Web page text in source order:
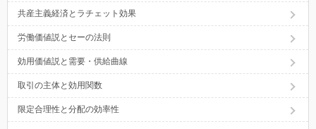
共産主義経済とラチェット効果
労働価値説とセーの法則
効用価値説と需要・供給曲線
取引の主体と効用関数
限定合理性と分配の効率性